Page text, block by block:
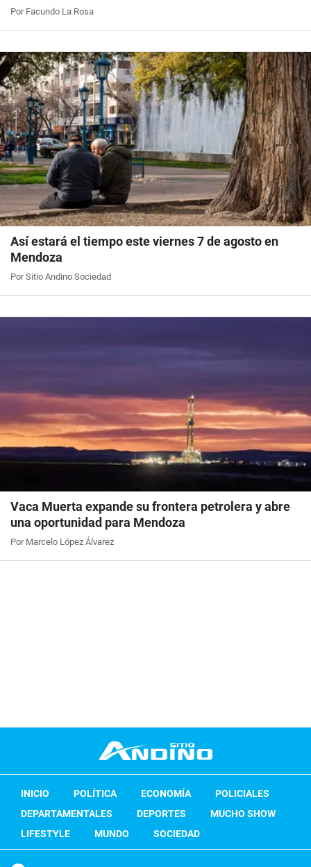
Por Facundo La Rosa
Así estará el tiempo este viernes 7 de agosto en
Mendoza
Por Sitio Andino Sociedad
Vaca Muerta expande su frontera petrolera y abre
una oportunidad para Mendoza
Por Marcelo López Álvarez
INICIO POLÍTICA ECONOMÍA
POLICIALES
DEPARTAMENTALES
DEPORTES
MUCHO SHOW
LIFESTYLE
MUNDO SOCIEDAD